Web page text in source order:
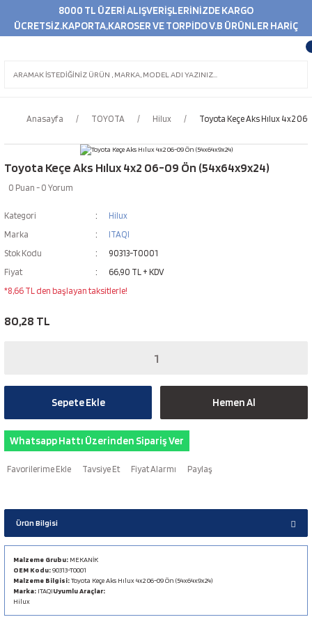
8000 TL ÜZERİ ALIŞVERİŞLERİNİZDE KARGO
ÜCRETSİZ.KAPORTA,KAROSER VE TORPİDO V.B ÜRÜNLER HARİÇ
Anasayfa TOYOTA Hilux Toyota Keçe Aks Hılux 4x2
Toyota Keçe Aks Hılux 4x2 06-09 Ön (54x64x9x24)
0 Puan - 0 Yorum
Kategori
Hilux
Marka
ITAQI
Stok Kodu
90313-T0001
Fiyat
66,90 TL + KDV
*8,66 TL den başlayan taksitlerle!
80,28 TL
Sepete Ekle Hemen Al
Whatsapp Hattı Üzerinden Sipariş Ver
Tavsiye Et Fiyat Alarmı Paylaş
Ürün Bilgisi
Malzeme Grubu: MEKANİK
OEM Kodu:90313-T0001
Malzeme Bilgisi:Toyota Keçe Aks Hılux 4x2 06-09 Ön (54x64x9x24)
Marka: ITAQIUyumlu Araçlar:
Hilux